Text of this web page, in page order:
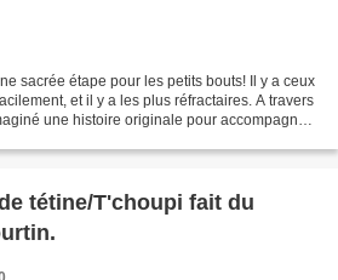
sacrée étape pour les petits bouts! Il y a ceux
et il y a les plus réfractaires. A travers
une histoire originale pour accompagner
tétine/T'choupi fait du